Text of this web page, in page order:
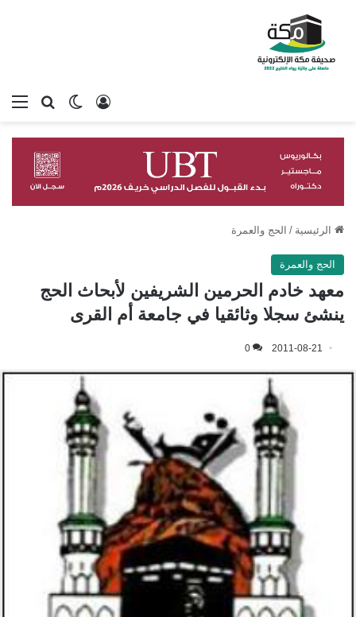
بحثالوضع
تسجيل الدخول
الرئيسية / الحج والعمرة
الحج والعمرة
معهد خادم الحرمين الشريفين لأبحاث الحج
ينشئ سجلا وثائقيا في جامعة أم القرى
2011-08-21
0